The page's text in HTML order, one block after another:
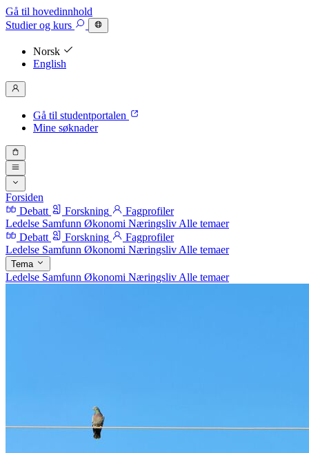
Gå til hovedinnhold
Studierog kurs
Norsk
English
Gå til studentportalen
Mine søknader
Forsiden
Debatt
Forskning
Fagprofiler
Ledelse Samfunn Økonomi Næringsliv Alle temaer
Debatt
Forskning
Fagprofiler
Ledelse Samfunn Økonomi Næringsliv Alle temaer
Tema
Ledelse Samfunn Økonomi Næringsliv Alle temaer